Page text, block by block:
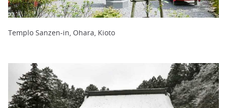
Templo Sanzen-in, Ohara, Kioto